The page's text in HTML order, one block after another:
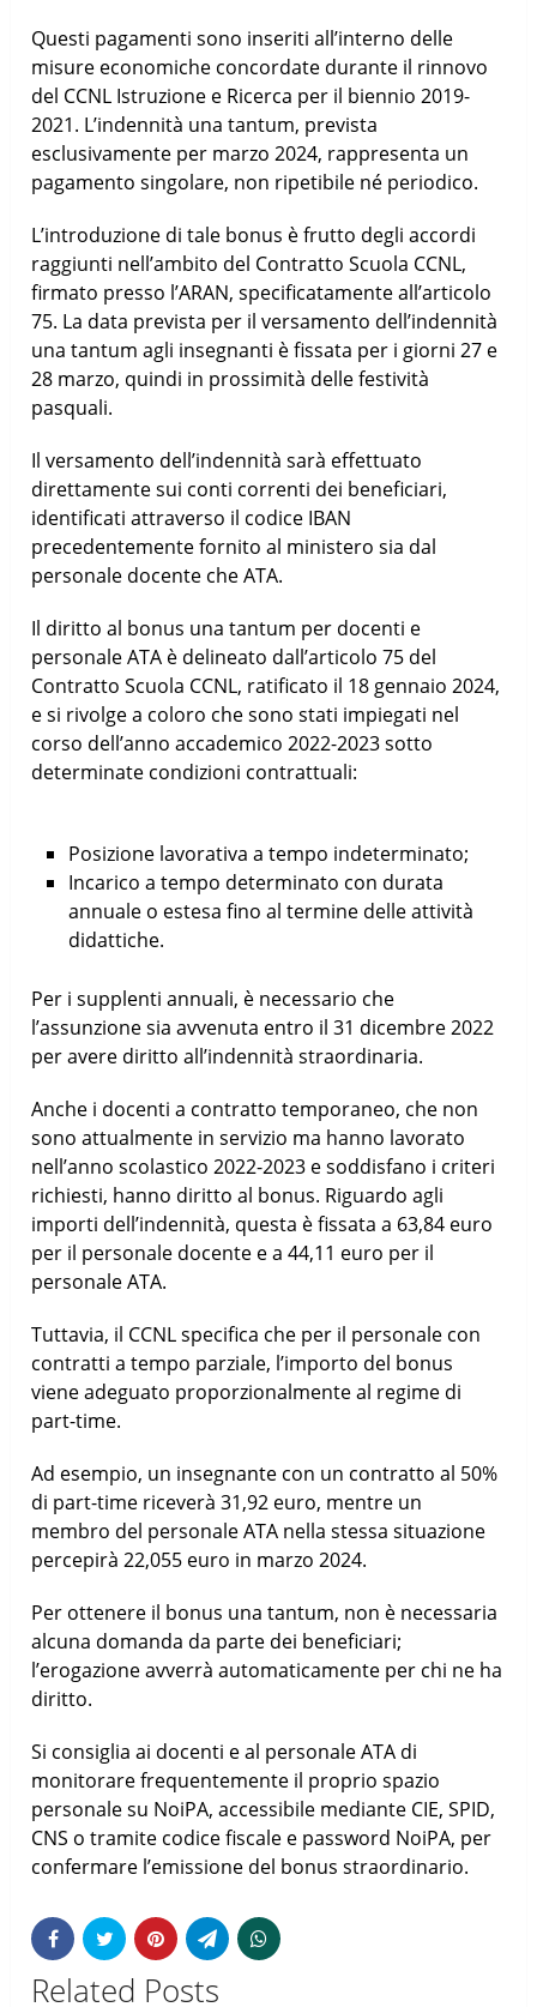
Questi pagamenti sono inseriti all’interno delle
misure economiche concordate durante il rinnovo
del CCNL Istruzione e Ricerca per il biennio 2019-
2021. L’indennità una tantum, prevista
esclusivamente per marzo 2024, rappresenta un
pagamento singolare, non ripetibile né periodico.
L’introduzione di tale bonus è frutto degli accordi
raggiunti nell’ambito del Contratto Scuola CCNL,
firmato presso l’ARAN, specificatamente all’articolo
75. La data prevista per il versamento dell’indennità
una tantum agli insegnanti è fissata per i giorni 27 e
28 marzo, quindi in prossimità delle festività
pasquali.
Il versamento dell’indennità sarà effettuato
direttamente sui conti correnti dei beneficiari,
identificati attraverso il codice IBAN
precedentemente fornito al ministero sia dal
personale docente che ATA.
Il diritto al bonus una tantum per docenti e
personale ATA è delineato dall’articolo 75 del
Contratto Scuola CCNL, ratificato il 18 gennaio 2024,
e si rivolge a coloro che sono stati impiegati nel
corso dell’anno accademico 2022-2023 sotto
determinate condizioni contrattuali:
Posizione lavorativa a tempo indeterminato;
Incarico a tempo determinato con durata
annuale o estesa fino al termine delle attività
didattiche.
Per i supplenti annuali, è necessario che
l’assunzione sia avvenuta entro il 31 dicembre 2022
per avere diritto all’indennità straordinaria.
Anche i docenti a contratto temporaneo, che non
sono attualmente in servizio ma hanno lavorato
nell’anno scolastico 2022-2023 e soddisfano i criteri
richiesti, hanno diritto al bonus. Riguardo agli
importi dell’indennità, questa è fissata a 63,84 euro
per il personale docente e a 44,11 euro per il
personale ATA.
Tuttavia, il CCNL specifica che per il personale con
contratti a tempo parziale, l’importo del bonus
viene adeguato proporzionalmente al regime di
part-time.
Ad esempio, un insegnante con un contratto al 50%
di part-time riceverà 31,92 euro, mentre un
membro del personale ATA nella stessa situazione
percepirà 22,055 euro in marzo 2024.
Per ottenere il bonus una tantum, non è necessaria
alcuna domanda da parte dei beneficiari;
l’erogazione avverrà automaticamente per chi ne ha
diritto.
Si consiglia ai docenti e al personale ATA di
monitorare frequentemente il proprio spazio
personale su NoiPA, accessibile mediante CIE, SPID,
CNS o tramite codice fiscale e password NoiPA, per
confermare l’emissione del bonus straordinario.
Related Posts